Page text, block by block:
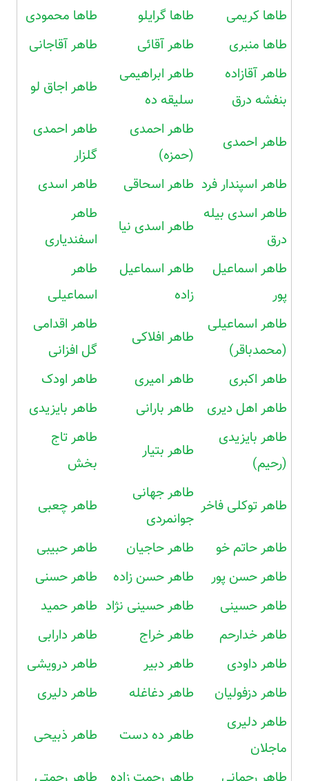
طاها کریمی طاها گرایلو
طاها محمودی
طاها منبری
طاهر آقائی
طاهر آقاجانی
طاهر آقازاده
بنفشه درق
طاهر ابراهیمی
سلیقه ده
طاهر اجاق لو
طاهر احمدی
طاهر احمدی
(حمزه)
طاهر احمدی
گلزار
طاهر اسپندار فرد طاهر اسحاقی
طاهر اسدی
طاهر اسدی بیله
درق
طاهر اسدی نیا
طاهر
اسفندیاری
طاهر اسماعیل
پور
طاهر اسماعیل
زاده
طاهر
اسماعیلی
طاهر اسماعیلی
(محمدباقر)
طاهر افلاکی
طاهر اقدامی
گل افزانی
طاهر اکبری
طاهر امیری
طاهر اودک
طاهر اهل دیری
طاهر بارانی
طاهر بایزیدی
طاهر بایزیدی
(رحیم)
طاهر بتیار
طاهر تاج
بخش
طاهر توکلی فاخر
طاهر جهانی
جوانمردی
طاهر چعبی
طاهر حاتم خو طاهر حاجیان
طاهر حبیبی
طاهر حسن پور
طاهر حسن زاده
طاهر حسنی
طاهر حسینی
طاهر حسینی نژاد طاهر حمید
طاهر خدارحم
طاهر خراج
طاهر دارابی
طاهر داودی
طاهر دبیر
طاهر درویشی
طاهر دزفولیان
طاهر دغاغله
طاهر دلیری
طاهر دلیری
ماجلان
طاهر ده دست طاهر ذبیحی